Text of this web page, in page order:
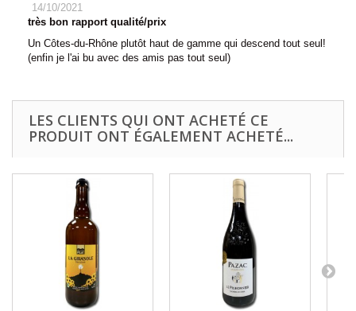
14/10/2021
très bon rapport qualité/prix
Un Côtes-du-Rhône plutôt haut de gamme qui descend tout seul!
(enfin je l'ai bu avec des amis pas tout seul)
LES CLIENTS QUI ONT ACHETÉ CE
PRODUIT ONT ÉGALEMENT ACHETÉ...